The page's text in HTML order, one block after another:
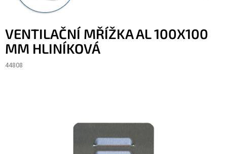
VENTILAČNÍ MŘÍŽKA AL 100X100
MM HLINÍKOVÁ
44808